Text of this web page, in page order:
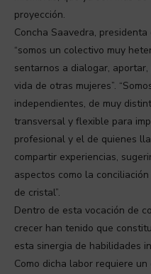
proyección.
Concha Saavedra,
“somos un colectivo muy
sentarnos a dialogar,
vida de otras mujeres”.
independientes, de muy
transversal y flexible para
profesional y el de quienes
compartir experiencias,
aspectos como la
de cristal”.
Dentro de esta vocación de
crecer han tenido que
esta sinergia de habilidades
Como dicha labor requiere